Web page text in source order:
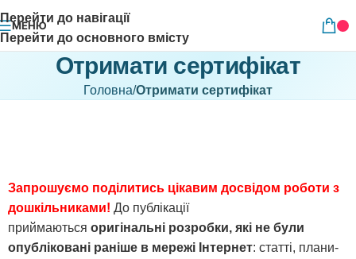
Перейти до навігації
Перейти до основного вмісту
МЕНЮ
Отримати сертифікат
Головна/Отримати сертифікат
Запрошуємо поділитись цікавим досвідом роботи з
дошкільниками! До публікації
приймаються оригінальні розробки, які не були
опубліковані раніше в мережі Інтернет: статті, плани-